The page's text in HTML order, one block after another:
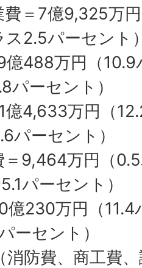
費＝7億9,325万
ス2.5パーセント
億488万円（
パーセント）
億4,633万円（
パーセント）
＝9,464万円（
パーセント）
億230万円（
ーセント）
消防費、商工費